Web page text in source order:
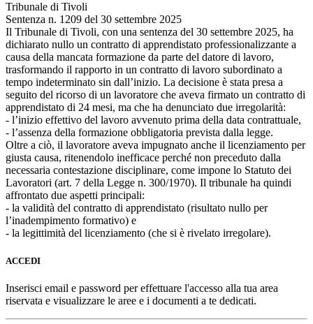
Tribunale di Tivoli
Sentenza n. 1209 del 30 settembre 2025
Il Tribunale di Tivoli, con una sentenza del 30 settembre 2025, ha
dichiarato nullo un contratto di apprendistato professionalizzante a
causa della mancata formazione da parte del datore di lavoro,
trasformando il rapporto in un contratto di lavoro subordinato a
tempo indeterminato sin dall’inizio. La decisione è stata presa a
seguito del ricorso di un lavoratore che aveva firmato un contratto di
apprendistato di 24 mesi, ma che ha denunciato due irregolarità:
- l’inizio effettivo del lavoro avvenuto prima della data contrattuale,
- l’assenza della formazione obbligatoria prevista dalla legge.
Oltre a ciò, il lavoratore aveva impugnato anche il licenziamento per
giusta causa, ritenendolo inefficace perché non preceduto dalla
necessaria contestazione disciplinare, come impone lo Statuto dei
Lavoratori (art. 7 della Legge n. 300/1970). Il tribunale ha quindi
affrontato due aspetti principali:
- la validità del contratto di apprendistato (risultato nullo per
l’inadempimento formativo) e
- la legittimità del licenziamento (che si è rivelato irregolare).
ACCEDI
Inserisci email e password per effettuare l'accesso alla tua area
riservata e visualizzare le aree e i documenti a te dedicati.